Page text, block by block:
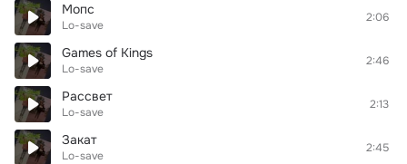
Мопс
Lo-save
2:06
Games of Kings
Lo-save
2:46
Рассвет
Lo-save
2:13
Закат
Lo-save
2:45